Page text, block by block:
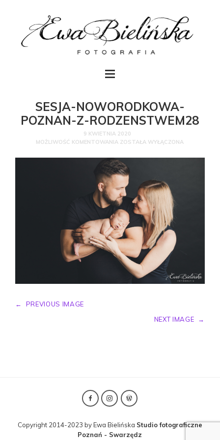
SESJA-NOWORODKOWA-
POZNAN-Z-RODZENSTWEM28
9 KWIETNIA 2020
MOŻLIWOŚĆ KOMENTOWANIA ZOSTAŁA WYŁĄCZONA
←
PREVIOUS IMAGE
NEXT IMAGE
→
Copyright 2014-2023 by Ewa Bielińska Studio fotograficzne
Poznań - Swarzędz